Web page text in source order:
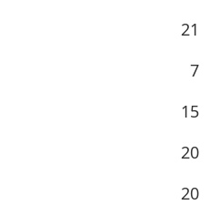
21
7
15
20
20